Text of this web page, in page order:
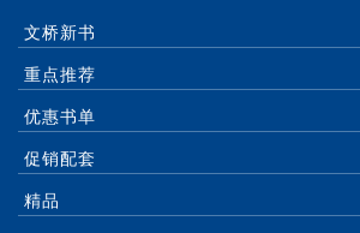
文桥新书
重点推荐
优惠书单
促销配套
精品